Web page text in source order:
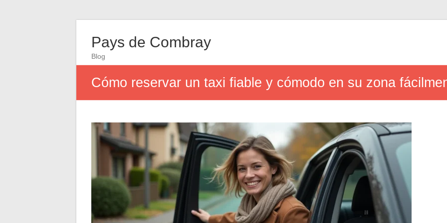
Pays de Combray
Blog
Cómo reservar un taxi fiable y cómodo en su zona